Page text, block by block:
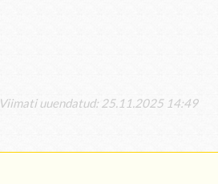
Viimati uuendatud: 25.11.2025 14:49